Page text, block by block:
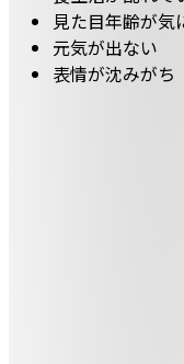
見た目年齢が気
元気が出ない
表情が沈みがち